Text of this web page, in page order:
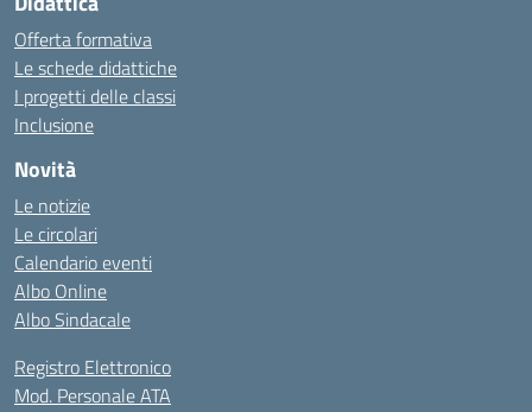
Offerta formativa
Le schede didattiche
I progetti delle classi
Inclusione
Novità
Le notizie
Le circolari
Calendario eventi
Albo Online
Albo Sindacale
Registro Elettronico
Mod. Personale ATA